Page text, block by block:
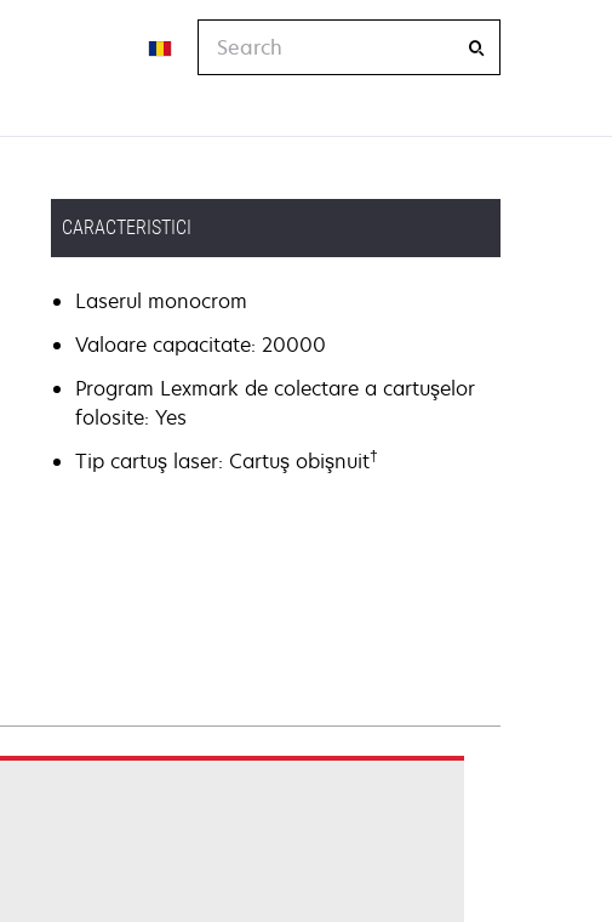
CARACTERISTICI
Laserul monocrom
Valoare capacitate: 20000
Program Lexmark de colectare a cartuşelor
folosite: Yes
Tip cartuş laser: Cartuş obişnuit†